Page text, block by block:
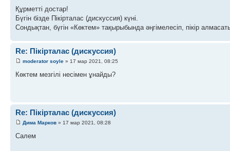
Құрметті достар!
Бүгін бізде Пікірталас (дискуссия) күні.
Сондықтан, бүгін «Көктем» тақырыбында әңгімелесіп, пікір
Re: Пікірталас (дискуссия)
moderator soyle » 17 мар 2021, 08:25
Көктем мезгілі несімен ұнайды?
Re: Пікірталас (дискуссия)
Дима Марков » 17 мар 2021, 08:28
Салем